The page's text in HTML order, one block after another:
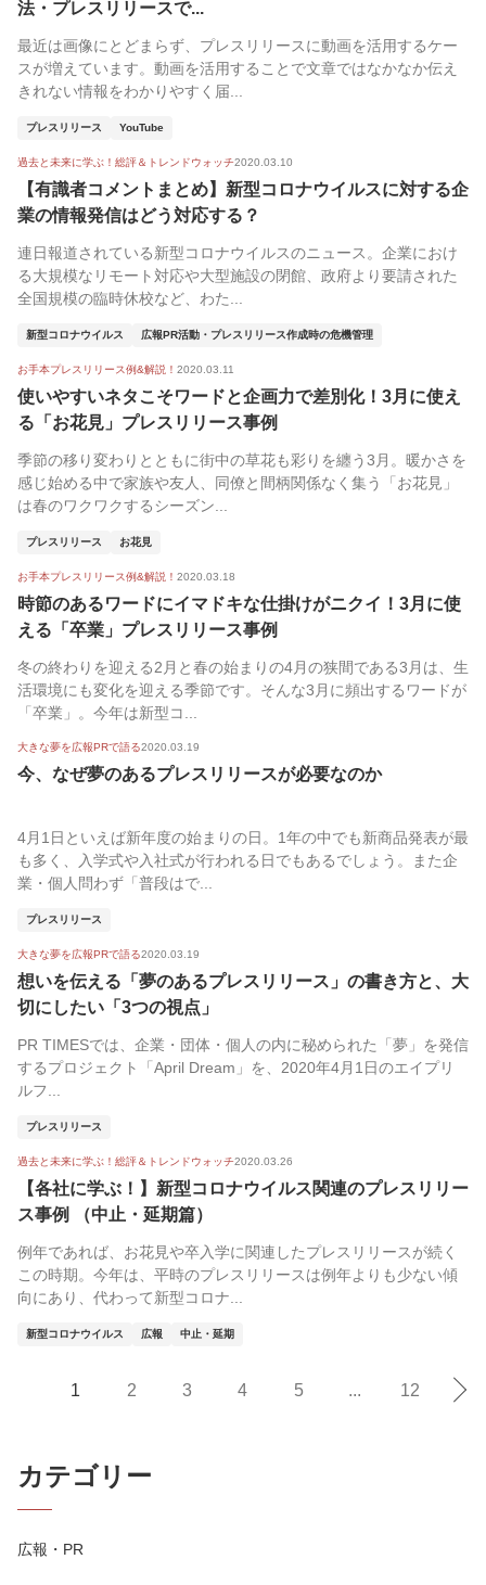
法・プレスリリースで...
最近は画像にとどまらず、プレスリリースに動画を活用するケー
スが増えています。動画を活用することで文章ではなかなか伝え
きれない情報をわかりやすく届...
プレスリリース YouTube
過去と未来に学ぶ！総評＆トレンドウォッチ2020.03.10
【有識者コメントまとめ】新型コロナウイルスに対する企
業の情報発信はどう対応する？
連日報道されている新型コロナウイルスのニュース。企業におけ
る大規模なリモート対応や大型施設の閉館、政府より要請された
全国規模の臨時休校など、わた...
新型コロナウイルス 広報PR活動・プレスリリース作成時の危機管理
お手本プレスリリース例&解説！ 2020.03.11
使いやすいネタこそワードと企画力で差別化！3月に使え
る「お花見」プレスリリース事例
季節の移り変わりとともに街中の草花も彩りを纏う3月。暖かさを
感じ始める中で家族や友人、同僚と間柄関係なく集う「お花見」
は春のワクワクするシーズン...
プレスリリース お花見
お手本プレスリリース例&解説！ 2020.03.18
時節のあるワードにイマドキな仕掛けがニクイ！3月に使
える「卒業」プレスリリース事例
冬の終わりを迎える2月と春の始まりの4月の狭間である3月は、生
活環境にも変化を迎える季節です。そんな3月に頻出するワードが
「卒業」。今年は新型コ...
大きな夢を広報PRで語る2020.03.19
今、なぜ夢のあるプレスリリースが必要なのか
4月1日といえば新年度の始まりの日。1年の中でも新商品発表が最
も多く、入学式や入社式が行われる日でもあるでしょう。また企
業・個人問わず「普段はで...
プレスリリース
大きな夢を広報PRで語る2020.03.19
想いを伝える「夢のあるプレスリリース」の書き方と、大
切にしたい「3つの視点」
PR TIMESでは、企業・団体・個人の内に秘められた「夢」を発信
するプロジェクト「April Dream」を、2020年4月1日のエイプリ
ルフ...
プレスリリース
過去と未来に学ぶ！総評＆トレンドウォッチ2020.03.26
【各社に学ぶ！】新型コロナウイルス関連のプレスリリー
ス事例 （中止・延期篇）
例年であれば、お花見や卒入学に関連したプレスリリースが続く
この時期。今年は、平時のプレスリリースは例年よりも少ない傾
向にあり、代わって新型コロナ...
新型コロナウイルス 広報 中止・延期
1 2 3 4 5 ... 12
カテゴリー
広報・PR